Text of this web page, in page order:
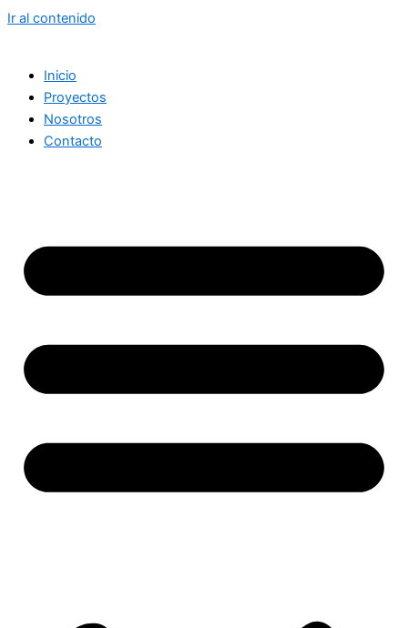
Ir al contenido
Inicio
Proyectos
Nosotros
Contacto